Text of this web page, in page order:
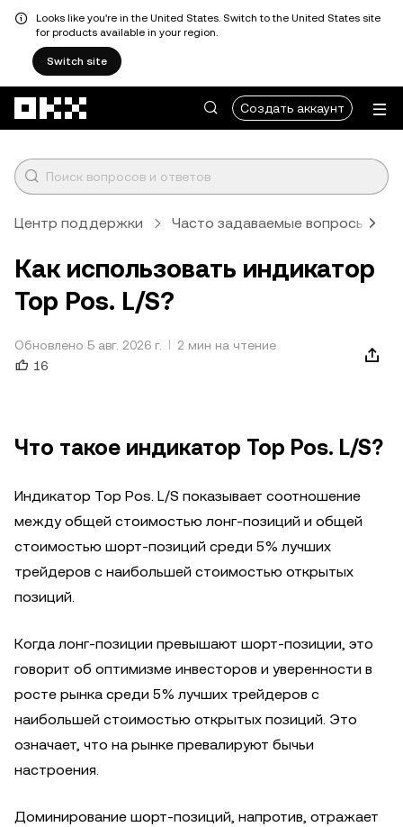
Looks like you're in the United States. Switch to the United States site
for products available in your region.
Switch site
Создать аккаунт
Центр поддержки Часто задаваемые вопросы
Как использовать индикатор
Top Pos. L/S?
Обновлено 5 авг. 2026 г.
2 мин на чтение
16
Что такое индикатор Top Pos. L/S?
Индикатор Top Pos. L/S показывает соотношение
между общей стоимостью лонг-позиций и общей
стоимостью шорт-позиций среди 5% лучших
трейдеров с наибольшей стоимостью открытых
позиций.
Когда лонг-позиции превышают шорт-позиции, это
говорит об оптимизме инвесторов и уверенности в
росте рынка среди 5% лучших трейдеров с
наибольшей стоимостью открытых позиций. Это
означает, что на рынке превалируют бычьи
настроения.
Доминирование шорт-позиций, напротив, отражает